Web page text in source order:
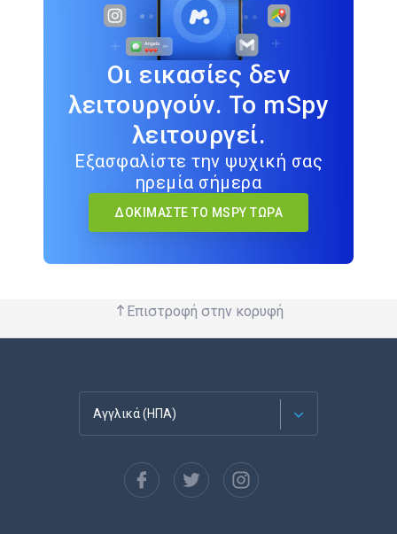
Οι εικασίες δεν
λειτουργούν. Το mSpy
λειτουργεί.
Εξασφαλίστε την ψυχική σας
ηρεμία σήμερα
ΔΟΚΙΜΆΣΤΕ ΤΟ MSPY ΤΏΡΑ
Επιστροφή στην κορυφή
Αγγλικά (ΗΠΑ)
Español